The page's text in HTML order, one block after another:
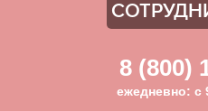
8 (800)
ежедневно: с